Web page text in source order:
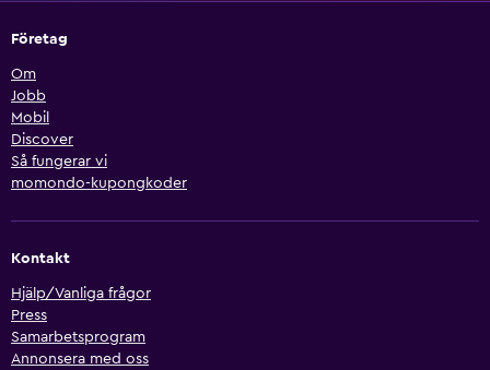
Företag
Om
Jobb
Mobil
Discover
Så fungerar vi
momondo-kupongkoder
Kontakt
Hjälp/Vanliga frågor
Press
Samarbetsprogram
Annonsera med oss